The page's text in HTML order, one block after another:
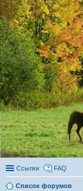
Ссылки FAQ
Список форумов